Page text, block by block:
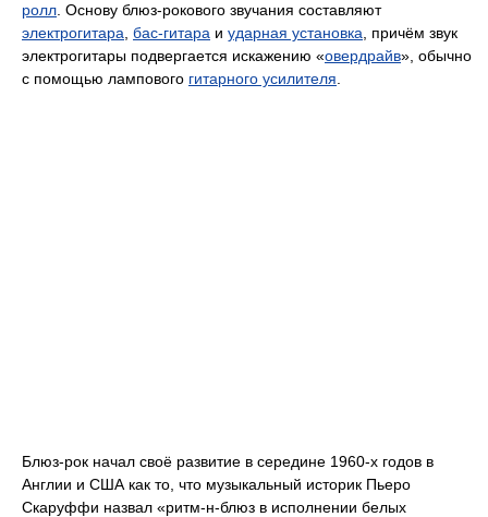
ролл . Основу блюз-рокового звучания составляют
электрогитара бас-гитара и ударная установка , причём звук
электрогитары подвергается искажению «овердрайв», обычно
с помощью лампового гитарного усилителя
Блюз-рок начал своё развитие в середине 1960-х годов в
Англии и США как то, что музыкальный историк Пьеро
Скаруффи назвал «ритм-н-блюз в исполнении белых